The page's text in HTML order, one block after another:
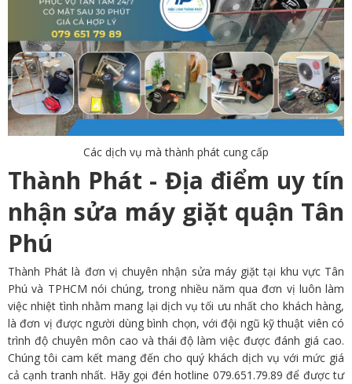
Các dịch vụ mà thành phát cung cấp
Thành Phát - Địa điểm uy tín
nhận sửa máy giặt quận Tân
Phú
Thành Phát là đơn vị chuyên nhận sửa máy giặt tại khu vực Tân
Phú và TPHCM nói chúng, trong nhiều năm qua đơn vị luôn làm
việc nhiệt tình nhằm mang lại dịch vụ tối ưu nhất cho khách hàng,
là đơn vị được người dùng bình chọn, với đội ngũ kỹ thuật viên có
trình độ chuyên môn cao và thái độ làm việc được đánh giá cao.
Chúng tôi cam kết mang đến cho quý khách dịch vụ với mức giá
cả cạnh tranh nhất. Hãy gọi đén hotline 079.651.79.89 để được tư